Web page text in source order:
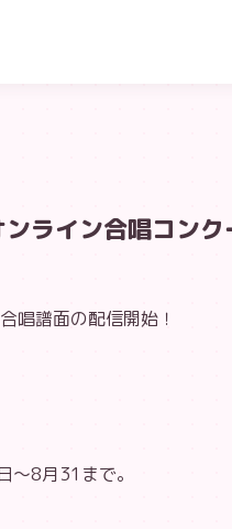
ライン合唱コン
唱譜面の配信開始！
8月31まで。